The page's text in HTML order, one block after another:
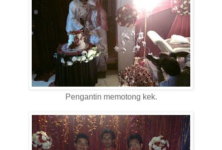
Pengantin memotong kek.